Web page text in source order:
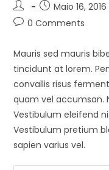
Maio 16, 2016
0 Comments
Mauris sed mauris
tincidunt at lorem.
convallis risus
quam vel accumsan.
Vestibulum eleifend
Vestibulum pretium
sapien varius vel.